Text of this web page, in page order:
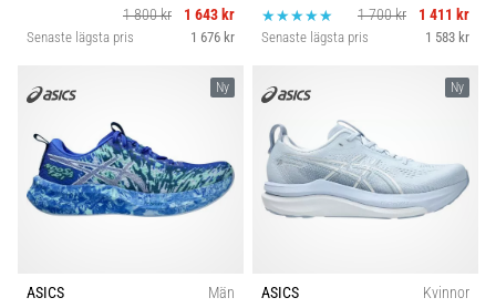
1 800 kr
1 643 kr
Senaste lägsta pris 1 676 kr
1 700 kr
1 411 kr
Senaste lägsta pris 1 583 kr
Ny
ASICS
Män
Ny
ASICS
Kvinnor